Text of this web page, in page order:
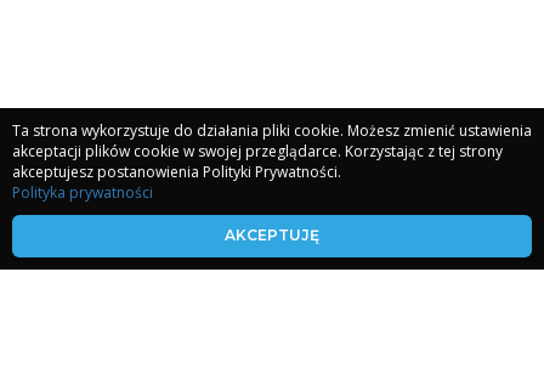
kronikiakaszy.com
koherencjaserca.com
Ta strona wykorzystuje do działania pliki cookie. Możesz zmienić ustawienia
akceptacji plików cookie w swojej przeglądarce. Korzystając z tej strony
akceptujesz postanowienia Polityki Prywatności.
Polityka prywatności
AKCEPTUJĘ